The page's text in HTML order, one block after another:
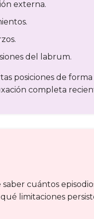
externa.
del labrum.
posiciones de
completa
cuántos
limitaciones